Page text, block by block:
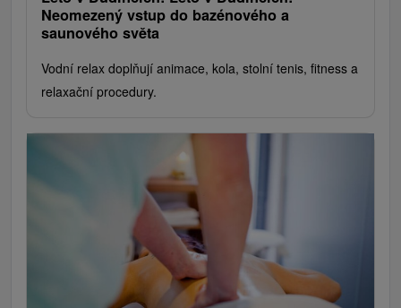
Neomezený vstup do bazénového a
saunového světa
Vodní relax doplňují animace, kola, stolní tenis, fitness a
relaxační procedury.